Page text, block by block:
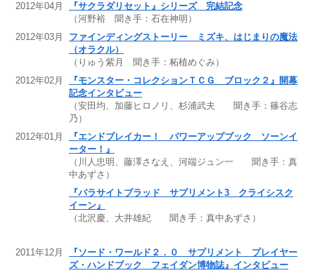
2012年04月
『サクラダリセット』シリーズ 完結記念
（河野裕 聞き手：石在神明）
2012年03月
ファインディングストーリー ミズキ、はじまりの魔法
（オラクル）
（りゅう紫月 聞き手：柘植めぐみ）
2012年02月
『モンスター・コレクションＴＣＧ ブロック２』開幕
記念インタビュー
（安田均、加藤ヒロノリ、杉浦武夫 聞き手：篠谷志
乃）
2012年01月
『エンドブレイカー！ パワーアップブック ソーンイ
ーター！』
（川人忠明、藤澤さなえ、河端ジュン一 聞き手：真
中あずさ）
『パラサイトブラッド サプリメント3 クライシスク
イーン』
（北沢慶、大井雄紀 聞き手：真中あずさ）
2011年12月
『ソード・ワールド２．０ サプリメント プレイヤー
ズ・ハンドブック フェイダン博物誌』インタビュー